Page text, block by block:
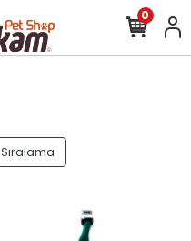
0
Sıralama